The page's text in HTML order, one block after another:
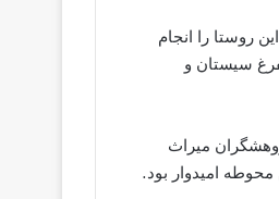
به این روستا را انجام
عصر مفرغ سیستان و
میراث
امیدوار بود.